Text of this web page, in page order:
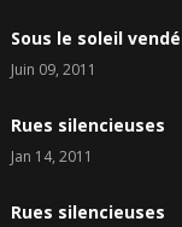
Sous le soleil
Juin 09, 2011
Rues silencieuses
Jan 14, 2011
Rues silencieuses